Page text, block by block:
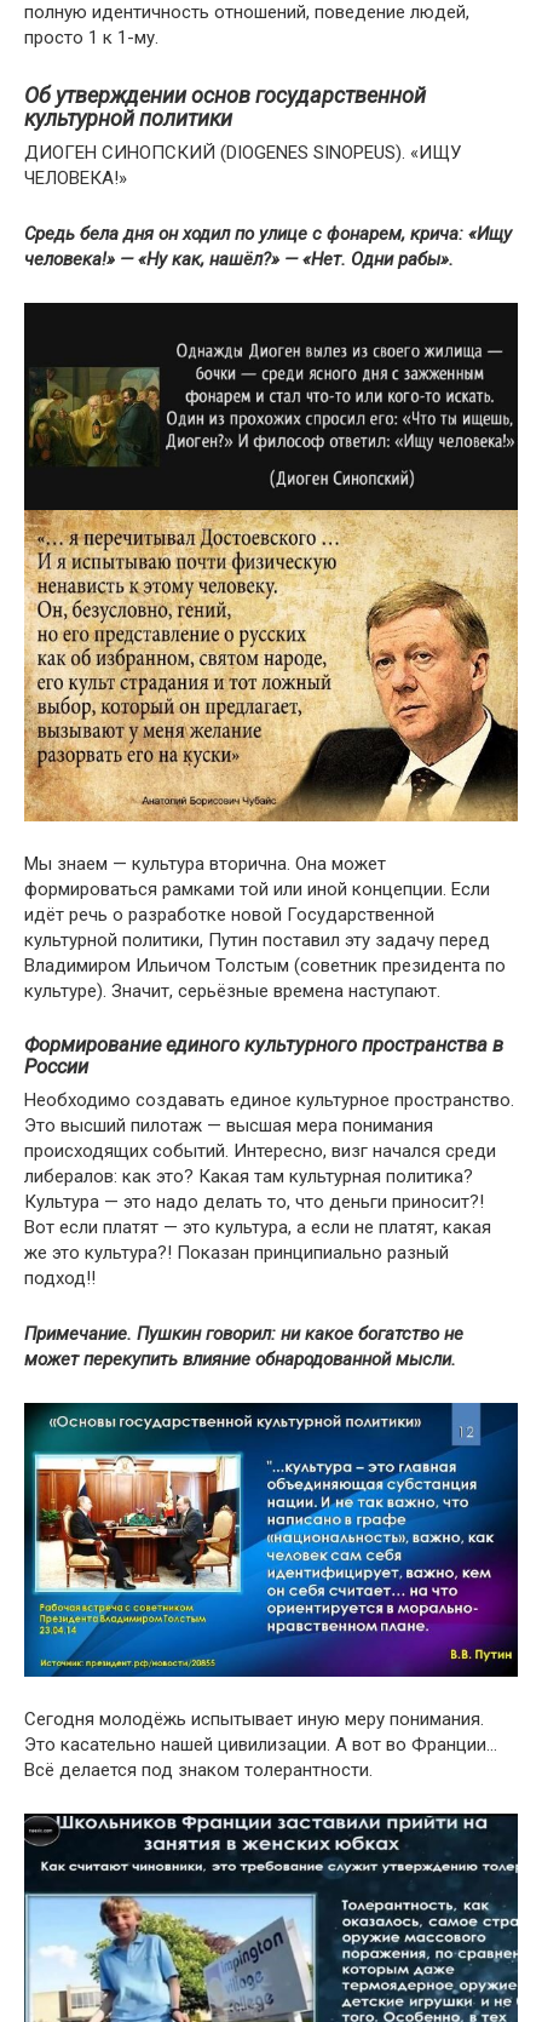
полную идентичность отношений, поведение людей,
просто 1 к 1-му.
Об утверждении основ государственной
культурной политики
ДИОГЕН СИНОПСКИЙ (DIOGENES SINOPEUS). «ИЩУ
ЧЕЛОВЕКА!»
Средь бела дня он ходил по улице с фонарем, крича: «Ищу
человека!» — «Ну как, нашёл?» — «Нет. Одни рабы».
Мы знаем — культура вторична. Она может
формироваться рамками той или иной концепции. Если
идёт речь о разработке новой Государственной
культурной политики, Путин поставил эту задачу перед
Владимиром Ильичом Толстым (советник президента по
культуре). Значит, серьёзные времена наступают.
Формирование единого культурного пространства в
России
Необходимо создавать единое культурное пространство.
Это высший пилотаж — высшая мера понимания
происходящих событий. Интересно, визг начался среди
либералов: как это? Какая там культурная политика?
Культура — это надо делать то, что деньги приносит?!
Вот если платят — это культура, а если не платят, какая
же это культура?! Показан принципиально разный
подход!!
Примечание. Пушкин говорил: ни какое богатство не
может перекупить влияние обнародованной мысли.
Сегодня молодёжь испытывает иную меру понимания.
Это касательно нашей цивилизации. А вот во Франции…
Всё делается под знаком толерантности.